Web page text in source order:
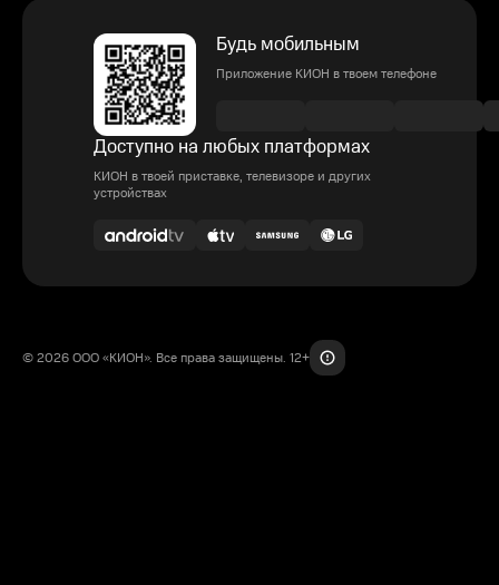
Будь мобильным
Приложение КИОН в твоем телефоне
Доступно на любых платформах
КИОН в твоей приставке, телевизоре и других
устройствах
© 2026 ООО «КИОН». Все права защищены. 12+